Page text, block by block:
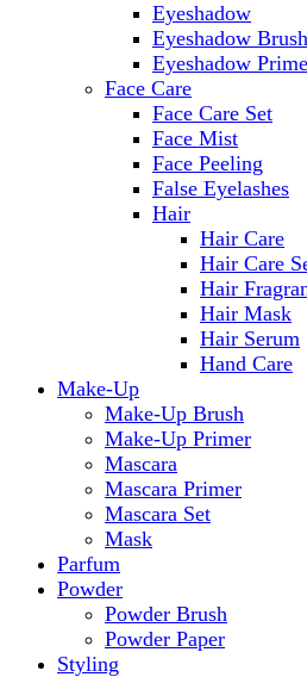
Eyeshadow
Eyeshadow Brush
Eyeshadow
Face Care
Face Care Set
Face Mist
Face Peeling
False Eyelashes
Hair
Hair Care
Hair Care
Hair
Hair Mask
Hair Serum
Hand Care
Make-Up
Make-Up Brush
Make-Up Primer
Mascara
Mascara Primer
Mascara Set
Mask
Parfum
Powder
Powder Brush
Powder Paper
Styling